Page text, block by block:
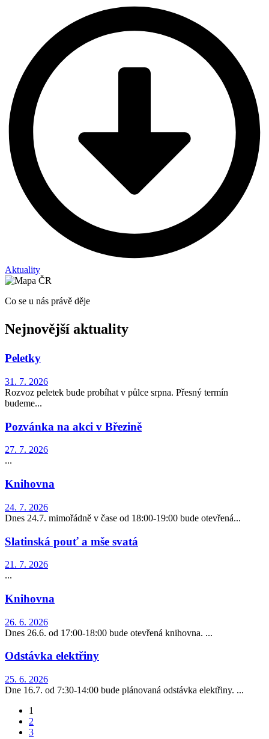
Aktuality
Co se u nás právě děje
Nejnovější aktuality
Peletky
31. 7. 2026
Rozvoz peletek bude probíhat v půlce srpna. Přesný termín
budeme...
Pozvánka na akci v Březině
27. 7. 2026
...
Knihovna
24. 7. 2026
Dnes 24.7. mimořádně v čase od 18:00-19:00 bude otevřená...
Slatinská pouť a mše svatá
21. 7. 2026
...
Knihovna
26. 6. 2026
Dnes 26.6. od 17:00-18:00 bude otevřená knihovna. ...
Odstávka elektřiny
25. 6. 2026
Dne 16.7. od 7:30-14:00 bude plánovaná odstávka elektřiny. ...
1
2
3